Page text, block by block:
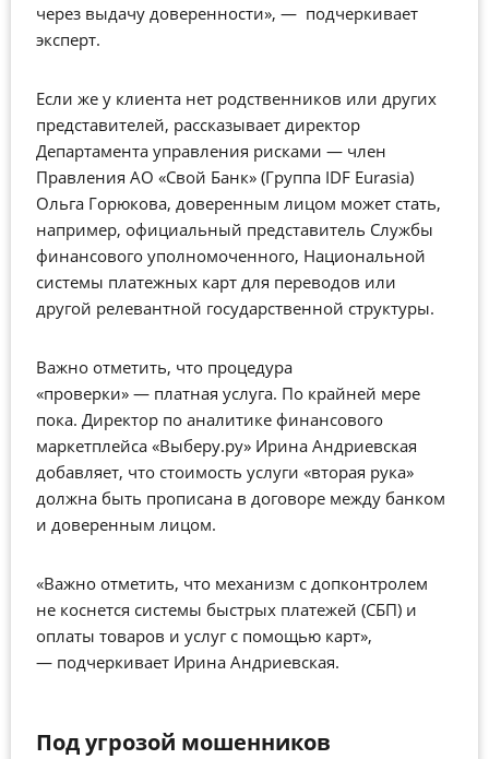
через выдачу доверенности», — подчеркивает
эксперт.
Если же у клиента нет родственников или других
представителей, рассказывает директор
Департамента управления рисками — член
Правления АО «Свой Банк» (Группа IDF Eurasia)
Ольга Горюкова, доверенным лицом может стать,
например, официальный представитель Службы
финансового уполномоченного, Национальной
системы платежных карт для переводов или
другой релевантной государственной структуры.
Важно отметить, что процедура
«проверки» — платная услуга. По крайней мере
пока. Директор по аналитике финансового
маркетплейса «Выберу.ру» Ирина Андриевская
добавляет, что стоимость услуги «вторая рука»
должна быть прописана в договоре между банком
и доверенным лицом.
«Важно отметить, что механизм с допконтролем
не коснется системы быстрых платежей (СБП) и
оплаты товаров и услуг с помощью карт»,
— подчеркивает Ирина Андриевская.
Под угрозой мошенников